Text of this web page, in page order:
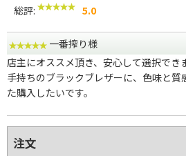
総評: 5.0
一番搾り様
店主にオススメ頂き、安心して選択でき
手持ちのブラックブレザーに、色味と質
た購入したいです。
注文